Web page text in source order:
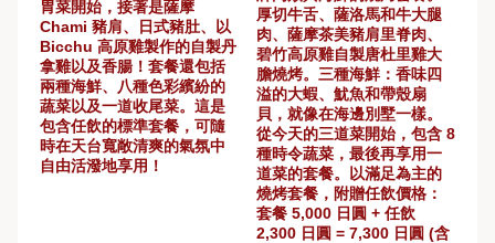
胃菜開始，接著是薩摩
Chami 豬肩、日式豬肚、以
Bicchu 高原雞製作的自製丹
拿雞以及香腸！套餐還包括
兩種海鮮、八種色彩繽紛的
蔬菜以及一道收尾菜。這是
包含任飲的標準套餐，可隨
時在天台寬敞清爽的氣氛中
自由活潑地享用！
厚切牛舌、薩洛馬和牛大腿
肉、薩摩茶美豬肩里脊肉、
碧竹高原雞自製唐杜里雞大
膽燒烤。三種海鮮：香味四
溢的大蝦、魷魚和帶殼扇
貝，就像在海邊別墅一樣。
從今天的三道菜開始，包含 8
種時令蔬菜，最後再享用一
道菜的套餐。以滿足為主的
燒烤套餐，附贈任飲價格：
套餐 5,000 日圓 + 任飲
2,300 日圓 = 7,300 日圓 (含